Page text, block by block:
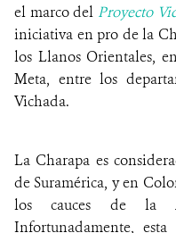
el marco del Proyecto
iniciativa en pro de la
los Llanos Orientales,
Meta, entre los
Vichada.
La Charapa es
de Suramérica, y en
los cauces de la
Infortunadamente,